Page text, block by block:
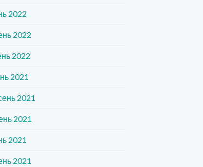
2022
2022
2022
2021
2021
2021
2021
2021